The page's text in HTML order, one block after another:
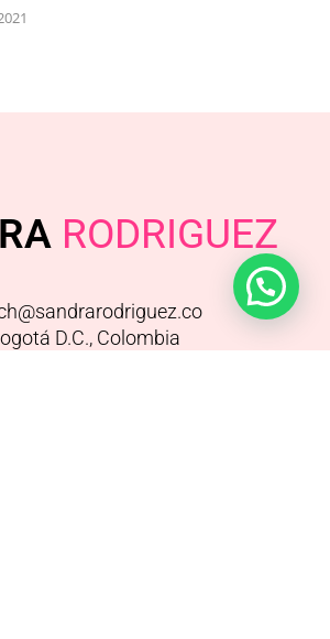
RODRIGUEZ
D.C., Colombia